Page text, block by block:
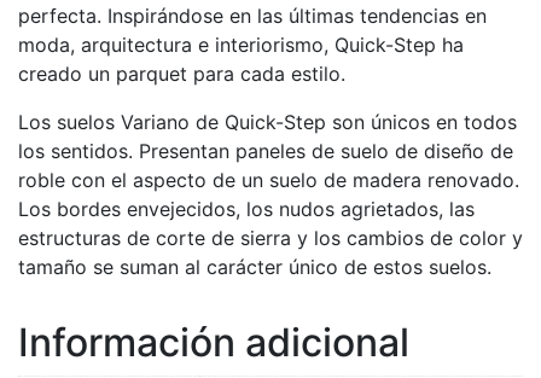
perfecta. Inspirándose en las últimas tendencias en
moda, arquitectura e interiorismo, Quick-Step ha
creado un parquet para cada estilo.
Los suelos Variano de Quick-Step son únicos en todos
los sentidos. Presentan paneles de suelo de diseño de
roble con el aspecto de un suelo de madera renovado.
Los bordes envejecidos, los nudos agrietados, las
estructuras de corte de sierra y los cambios de color y
tamaño se suman al carácter único de estos suelos.
Información adicional